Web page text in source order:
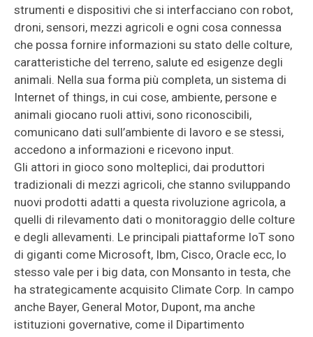
strumenti e dispositivi che si interfacciano con robot,
droni, sensori, mezzi agricoli e ogni cosa connessa
che possa fornire informazioni su stato delle colture,
caratteristiche del terreno, salute ed esigenze degli
animali. Nella sua forma più completa, un sistema di
Internet of things, in cui cose, ambiente, persone e
animali giocano ruoli attivi, sono riconoscibili,
comunicano dati sull’ambiente di lavoro e se stessi,
accedono a informazioni e ricevono input.
Gli attori in gioco sono molteplici, dai produttori
tradizionali di mezzi agricoli, che stanno sviluppando
nuovi prodotti adatti a questa rivoluzione agricola, a
quelli di rilevamento dati o monitoraggio delle colture
e degli allevamenti. Le principali piattaforme IoT sono
di giganti come Microsoft, Ibm, Cisco, Oracle ecc, lo
stesso vale per i big data, con Monsanto in testa, che
ha strategicamente acquisito Climate Corp. In campo
anche Bayer, General Motor, Dupont, ma anche
istituzioni governative, come il Dipartimento